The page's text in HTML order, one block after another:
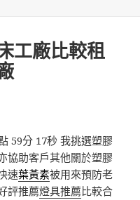
工廠比較租
59分 17秒 我挑選塑膠
協助客戶其他關於塑膠
速葉黃素被用來預防老
評推薦燈具推薦比較合